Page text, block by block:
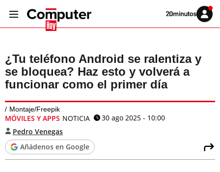
Volver
Iniciar
sesión
¿Tu teléfono Android se ralentiza y
se bloquea? Haz esto y volverá a
funcionar como el primer día
Montaje/Freepik
MÓVILES Y APPS NOTICIA
30 ago 2025 - 10:00
Pedro Venegas
Añádenos en Google